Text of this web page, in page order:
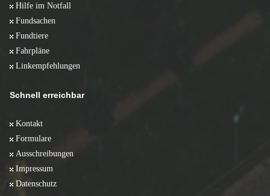
Hilfe im Notfall
Fundsachen
Fundtiere
Fahrpläne
Linkempfehlungen
Schnell erreichbar
Kontakt
Formulare
Ausschreibungen
Impressum
Datenschutz